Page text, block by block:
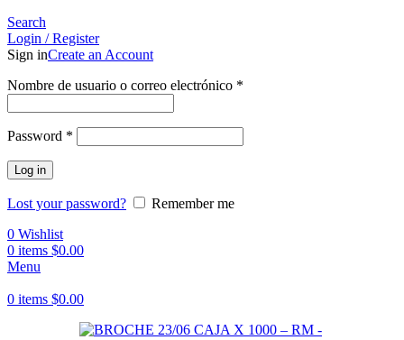
Search
Login / Register
Sign inCreate an Account
Nombre de usuario o correo electrónico *
Password *
Log in
Lost your password?
Remember me
0 Wishlist
0 items $0.00
Menu
0 items $0.00